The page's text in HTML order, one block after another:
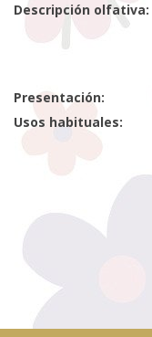
Descripción olfativa:
Presentación:
Usos habituales: